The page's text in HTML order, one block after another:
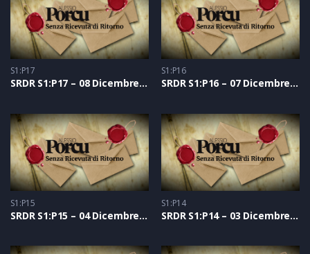
S1:P17
SRDR S1:P17 – 08 Dicembre 2020
S1:P16
SRDR S1:P16 – 07 Dicembre 2020
S1:P15
SRDR S1:P15 – 04 Dicembre 2020
S1:P14
SRDR S1:P14 – 03 Dicembre 2020